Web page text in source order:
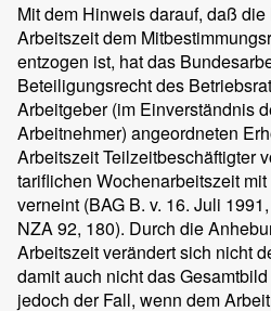
Mit dem Hinweis darauf, daß
Arbeitszeit dem
entzogen ist, hat das
Beteiligungsrecht des
Arbeitgeber (im Einverständnis
Arbeitnehmer) angeordneten
Arbeitszeit Teilzeitbeschäftigter
tariflichen Wochenarbeitszeit
verneint (BAG B. v. 16. Juli
NZA 92, 180). Durch die
Arbeitszeit verändert sich nicht
damit auch nicht das
jedoch der Fall, wenn dem